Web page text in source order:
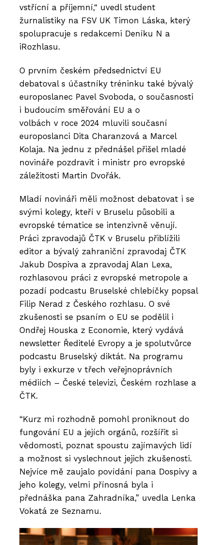
vstřícní a příjemní,“ uvedl student
žurnalistiky na FSV UK Timon Láska, který
spolupracuje s redakcemi Deníku N a
iRozhlasu.
O prvním českém předsednictví EU
debatoval s účastníky tréninku také bývalý
europoslanec Pavel Svoboda, o současnosti
i budoucím směřování EU a o
volbách v roce 2024 mluvili současní
europoslanci Dita Charanzová a Marcel
Kolaja. Na jednu z přednášel přišel mladé
novináře pozdravit i ministr pro evropské
záležitosti Martin Dvořák.
Mladí novináři měli možnost debatovat i se
svými kolegy, kteří v Bruselu působili a
evropské tématice se intenzivně věnují.
Práci zpravodajů ČTK v Bruselu přiblížili
editor a bývalý zahraniční zpravodaj ČTK
Jakub Dospiva a zpravodaj Alan Lexa,
rozhlasovou práci z evropské metropole a
pozadí podcastu Bruselské chlebíčky popsal
Filip Nerad z Českého rozhlasu. O své
zkušenosti se psaním o EU se podělil i
Ondřej Houska z Economie, který vydává
newsletter Ředitelé Evropy a je spolutvůrce
podcastu Bruselský diktát. Na programu
byly i exkurze v třech veřejnoprávních
médiích – České televizi, Českém rozhlase a
ČTK.
“Kurz mi rozhodně pomohl proniknout do
fungování EU a jejích orgánů, rozšířit si
vědomosti, poznat spoustu zajímavých lidí
a možnost si vyslechnout jejich zkušenosti.
Nejvíce mě zaujalo povídání pana Dospivy a
jeho kolegy, velmi přínosná byla i
přednáška pana Zahradníka,” uvedla Lenka
Vokatá ze Seznamu.